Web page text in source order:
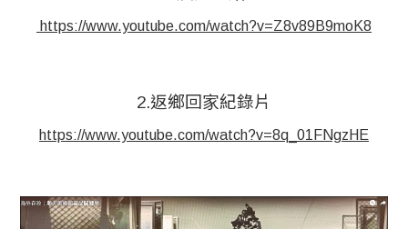
https://www.youtube.com/watch?v=Z8v89B9moK8
2.返鄉回家紀錄片
https://www.youtube.com/watch?v=8q_01FNgzHE